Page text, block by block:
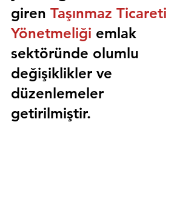
giren Taşınmaz Ticareti
Yönetmeliği emlak
sektöründe olumlu
değişiklikler ve
düzenlemeler
getirilmiştir.